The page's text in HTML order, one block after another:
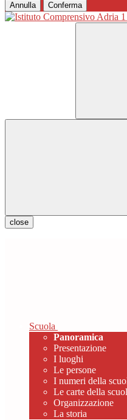
Annulla Conferma
close
Scuola
Panoramica
Presentazione
I luoghi
Le persone
I numeri della
Le carte della
Organizzazione
La storia